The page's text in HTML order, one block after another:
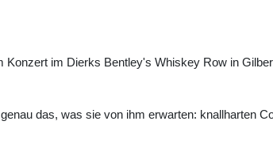
Konzert im Dierks Bentley's Whiskey Row in
das, was sie von ihm erwarten: knallharten